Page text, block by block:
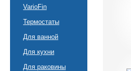
VarioFin
Термостаты
Для ванной
Для кухни
Для раковины